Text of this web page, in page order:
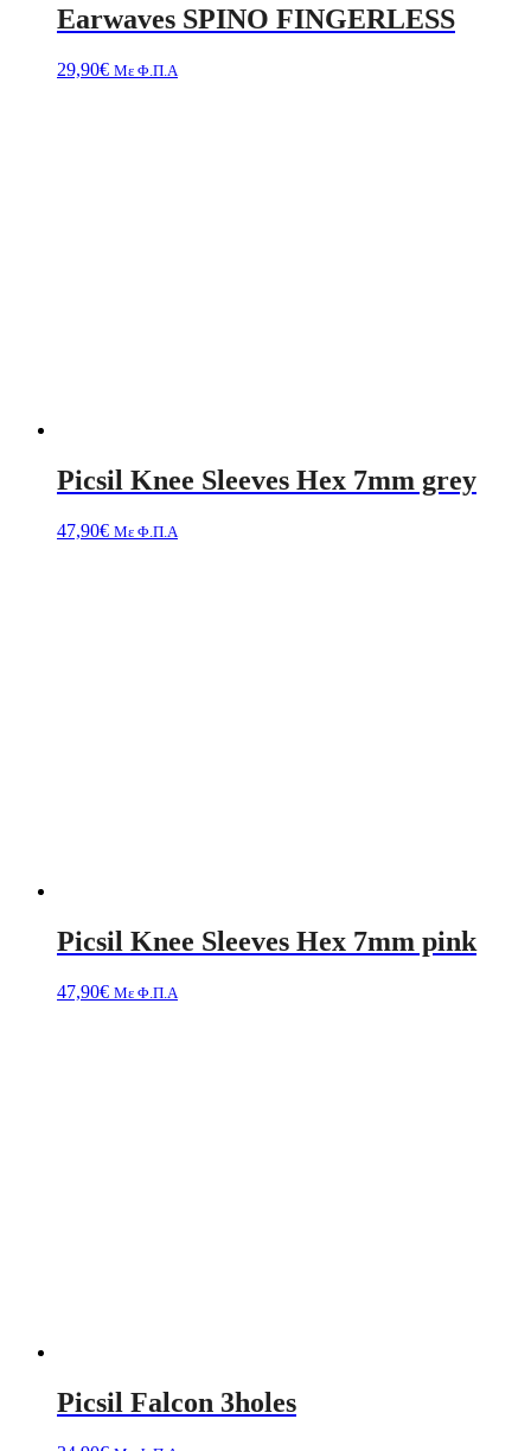
Earwaves SPINO FINGERLESS
29,90€ Με Φ.Π.Α
Picsil Knee Sleeves Hex 7mm grey
47,90€ Με Φ.Π.Α
Picsil Knee Sleeves Hex 7mm pink
47,90€ Με Φ.Π.Α
Picsil Falcon 3holes